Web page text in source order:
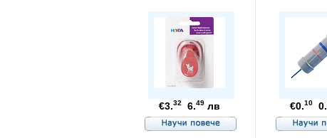
€3.326.49 лв €0.100.